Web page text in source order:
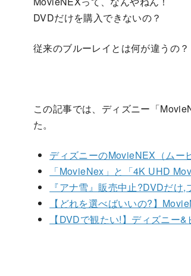
DVDだけを購入できないの？
従来のブルーレイとは何が違うの？
この記事では、ディズニー「
た。
ディズニーのMovieNEX（ムー
「MovieNex」と「4K UHD
『アナ雪』販売中止?DVDだけ
【どれを選べばいいの?】
【DVDで観たい!】ディズニー